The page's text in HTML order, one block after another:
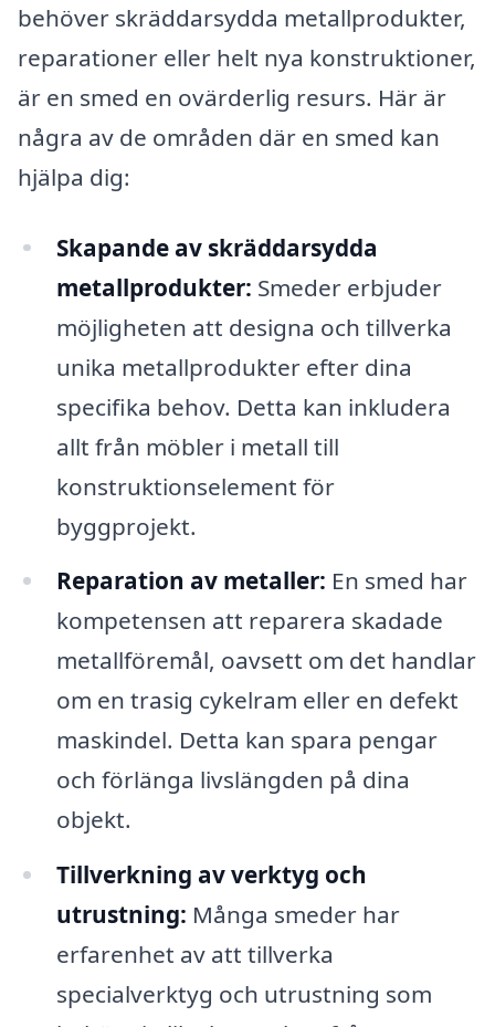
behöver skräddarsydda metallprodukter,
reparationer eller helt nya konstruktioner,
är en smed en ovärderlig resurs. Här är
några av de områden där en smed kan
hjälpa dig:
Skapande av skräddarsydda
metallprodukter: Smeder erbjuder
möjligheten att designa och tillverka
unika metallprodukter efter dina
specifika behov. Detta kan inkludera
allt från möbler i metall till
konstruktionselement för
byggprojekt.
Reparation av metaller: En smed har
kompetensen att reparera skadade
metallföremål, oavsett om det handlar
om en trasig cykelram eller en defekt
maskindel. Detta kan spara pengar
och förlänga livslängden på dina
objekt.
Tillverkning av verktyg och
utrustning: Många smeder har
erfarenhet av att tillverka
specialverktyg och utrustning som